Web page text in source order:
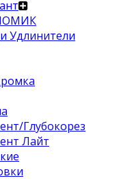
Удлинители
Глубокорез
Лайт